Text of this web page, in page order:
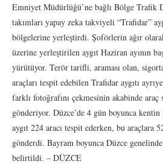
Emniyet Müdürlüğü’ne bağlı Bölge Trafik
takımları yapay zeka takviyeli “Trafidar”
bölgelerine yerleştirdi. Şoförlerin ağır
üzerine yerleştirilen aygıt Haziran ayının
yürütüyor. Terör tarifli, araması olan,
araçları tespit edebilen Trafidar aygıtı
farklı fotoğrafını çekmesinin akabinde araç
gönderiyor. Düzce’de 4 gün boyunca
aygıt 224 aracı tespit ederken, bu araçlara
gönderdi. Bayram boyunca Düzce
belirtildi. – DÜZCE